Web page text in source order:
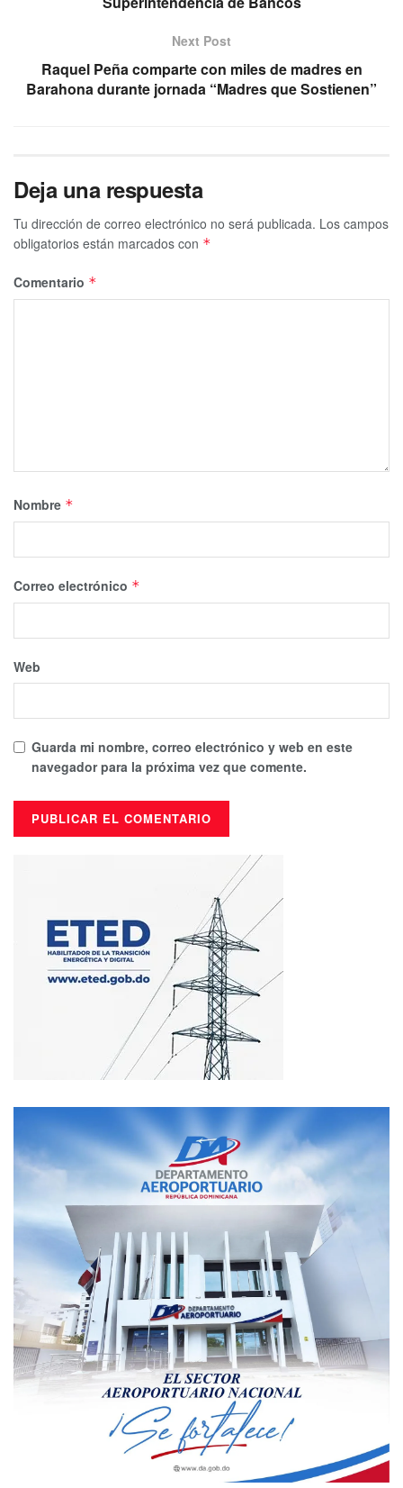
Next Post
Raquel Peña comparte con miles de madres en
Barahona durante jornada “Madres que Sostienen”
Deja una respuesta
Tu dirección de correo electrónico no será publicada. Los campos
obligatorios están marcados con *
Comentario *
Nombre *
Correo electrónico *
Web
Guarda mi nombre, correo electrónico y web en este
navegador para la próxima vez que comente.